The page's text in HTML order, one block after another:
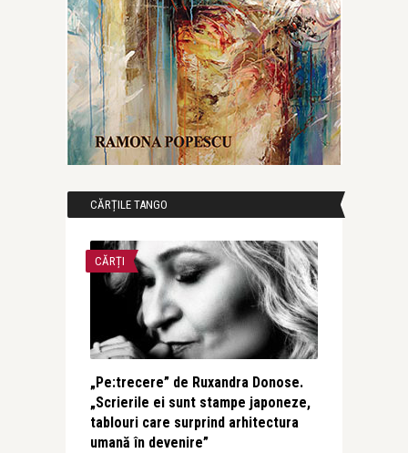
CĂRȚILE TANGO
CĂRȚI
„Pe:trecere” de Ruxandra Donose.
„Scrierile ei sunt stampe japoneze,
tablouri care surprind arhitectura
umană în devenire”